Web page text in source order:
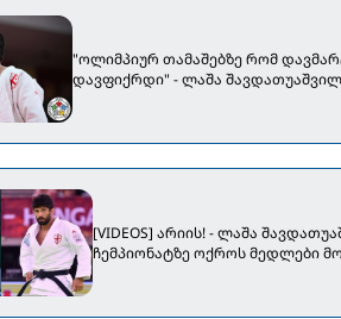
"ოლიმპიურ თამაშებზე რომ
დავფიქრდი" - ლაშა
[VIDEOS] არიის! - ლაშა
ჩემპიონატზე ოქროს მედლები